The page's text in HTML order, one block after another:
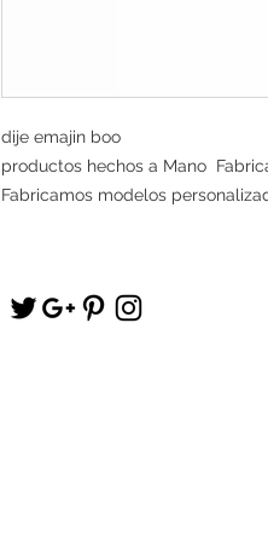
dije emajin boo
productos hechos a Mano
Fabricamos modelos